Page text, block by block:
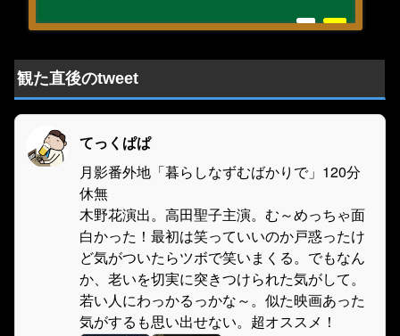
観た直後のtweet
てっくぱぱ
月影番外地「暮らしなずむばかりで」120分
休無
木野花演出。高田聖子主演。む～めっちゃ面
白かった！最初は笑っていいのか戸惑ったけ
ど気がついたらツボで笑いまくる。でもなん
か、老いを切実に突きつけられた気がして。
若い人にわっかるっかな～。似た映画あった
気がするも思い出せない。超オススメ！